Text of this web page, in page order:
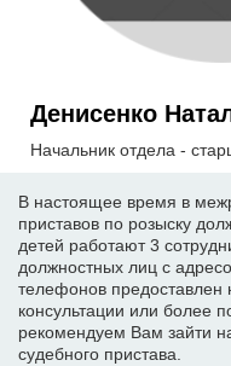
Денисенко
Начальник отдела -
В настоящее время в
приставов по розыску
детей работают 3
должностных лиц с
телефонов
консультации или более
рекомендуем Вам зайти
судебного пристава.